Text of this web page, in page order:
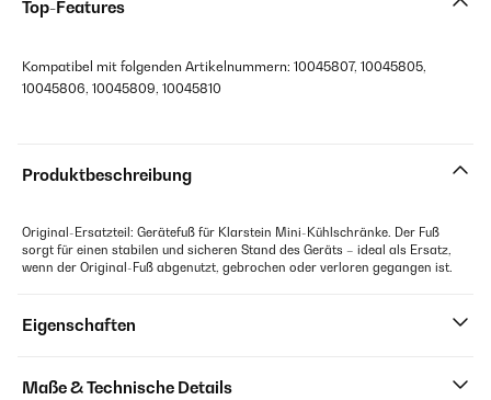
Top-Features
Kompatibel mit folgenden Artikelnummern: 10045807, 10045805,
10045806, 10045809, 10045810
Produktbeschreibung
Original-Ersatzteil: Gerätefuß für Klarstein Mini-Kühlschränke. Der Fuß
sorgt für einen stabilen und sicheren Stand des Geräts – ideal als Ersatz,
wenn der Original-Fuß abgenutzt, gebrochen oder verloren gegangen ist.
Eigenschaften
Maße & Technische Details